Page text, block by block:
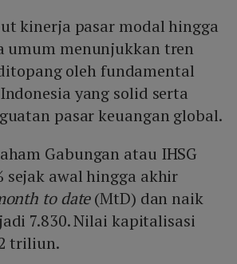
kinerja pasar modal hingga
umum menunjukkan tren
oleh fundamental
yang solid serta
pasar keuangan global.
Gabungan atau IHSG
sejak awal hingga akhir
to date(MtD) dan naik
7.830. Nilai kapitalisasi
triliun.